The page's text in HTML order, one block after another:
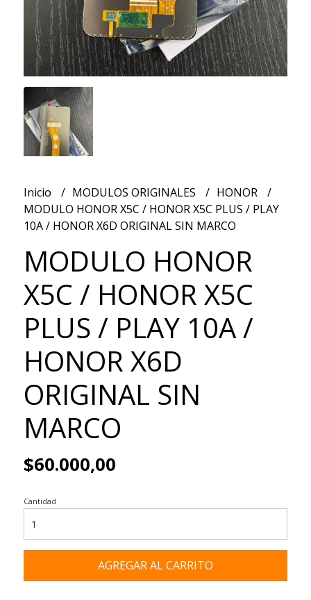
Inicio MODULOS ORIGINALES
HONOR
MODULO HONOR X5C / HONOR X5C PLUS / PLAY
10A / HONOR X6D ORIGINAL SIN MARCO
MODULO HONOR
X5C / HONOR X5C
PLUS / PLAY 10A /
HONOR X6D
ORIGINAL SIN
MARCO
$60.000,00
Cantidad
AGREGAR AL CARRITO